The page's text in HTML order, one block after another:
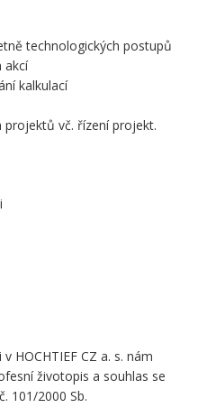
technologických postupů
akcí
kalkulací
projektů vč. řízení projekt.
HOCHTIEF CZ a. s. nám
životopis a souhlas se
101/2000 Sb.